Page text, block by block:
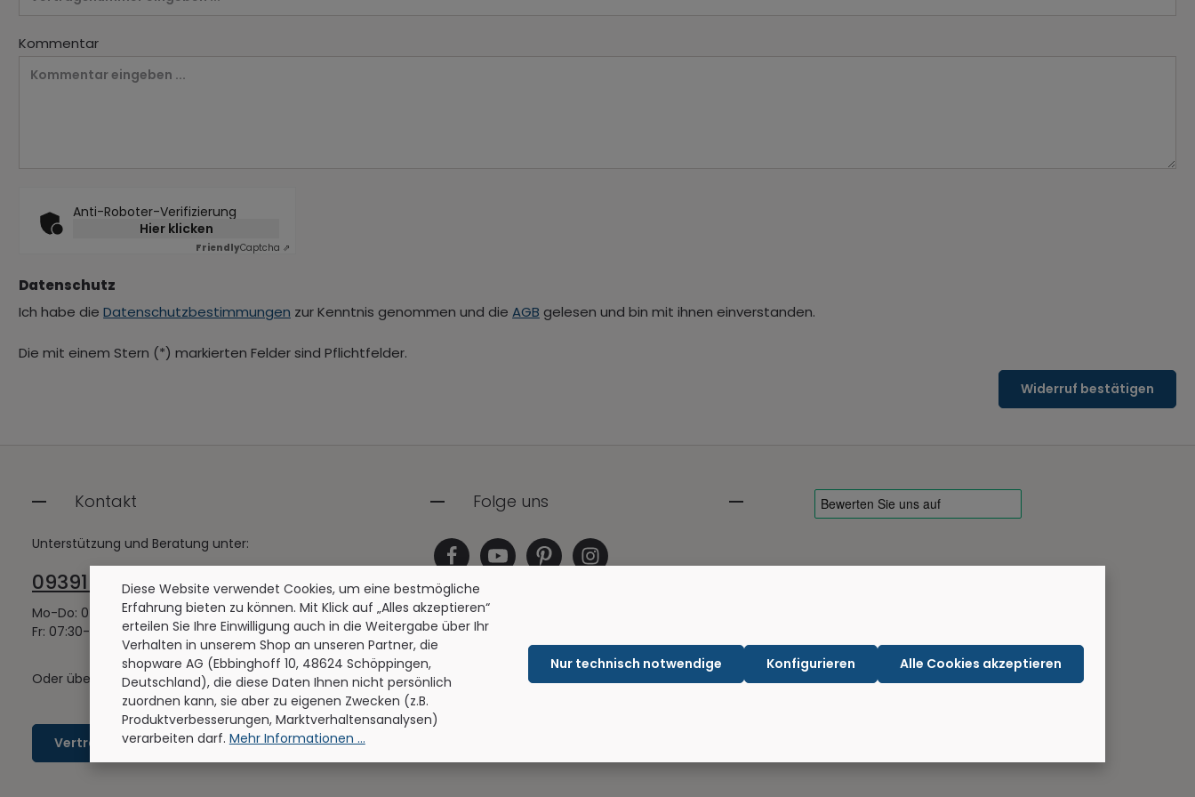
Kommentar
Anti-Roboter-Verifizierung
Hier klicken
FriendlyCaptcha ⇗
Datenschutz
Ich habe die Datenschutzbestimmungen zur Kenntnis genommen und die AGB gelesen und bin mit ihnen einverstanden.
Die mit einem Stern (*) markierten Felder sind Pflichtfelder.
Widerruf bestätigen
Kontakt
Unterstützung und Beratung unter:
09391 501-401
Mo-Do: 07:30-12:00 Uhr / 12:45-16:30 Uhr
Fr: 07:30-12:30 Uhr
Oder über unserKontaktformular.
Vertrag widerrufen
Folge uns
Diese Website verwendet Cookies, um eine bestmögliche
Erfahrung bieten zu können. Mit Klick auf „Alles akzeptieren“
erteilen Sie Ihre Einwilligung auch in die Weitergabe über Ihr
Verhalten in unserem Shop an unseren Partner, die
shopware AG (Ebbinghoff 10, 48624 Schöppingen,
Deutschland), die diese Daten Ihnen nicht persönlich
zuordnen kann, sie aber zu eigenen Zwecken (z.B.
Produktverbesserungen, Marktverhaltensanalysen)
verarbeiten darf. Mehr Informationen ...
Nur technisch notwendige Konfigurieren Alle Cookies akzeptieren